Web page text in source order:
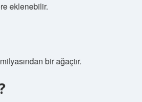
eklenebilir.
bir ağaçtır.